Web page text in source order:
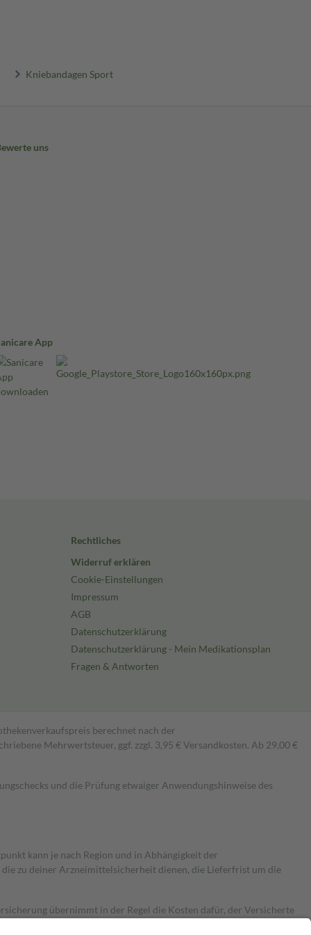
Kniebandagen Sport
uns
App
Rechtliches
Widerruf erklären
Cookie-Einstellungen
Impressum
AGB
Datenschutzerklärung
Datenschutzerklärung - Mein Medikationsplan
Fragen & Antworten
berechnet nach der
Mehrwertsteuer, ggf. zzgl. 3,95 € Versandkosten. Ab 29,00 €
und die Prüfung etwaiger Anwendungshinweise des
kann je nach Region und in Abhängigkeit der
zu deiner Arzneimittelsicherheit dienen, die Lieferfrist um die
übernimmt in der Regel die Kosten dafür, der Versicherte